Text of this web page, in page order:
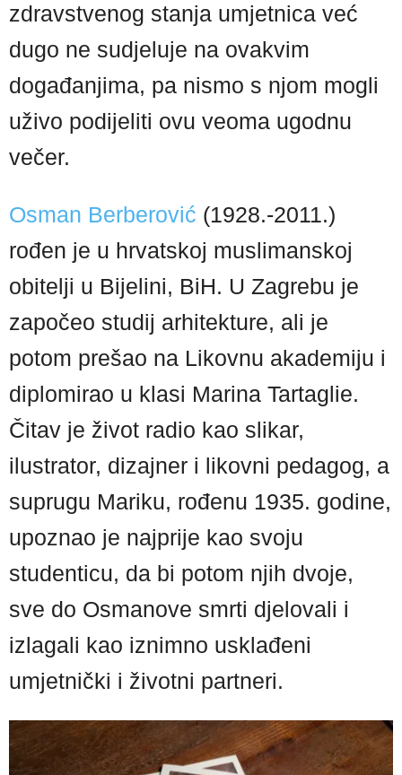
zdravstvenog stanja umjetnica već
dugo ne sudjeluje na ovakvim
događanjima, pa nismo s njom mogli
uživo podijeliti ovu veoma ugodnu
večer.
Osman Berberović (1928.-2011.)
rođen je u hrvatskoj muslimanskoj
obitelji u Bijelini, BiH. U Zagrebu je
započeo studij arhitekture, ali je
potom prešao na Likovnu akademiju i
diplomirao u klasi Marina Tartaglie.
Čitav je život radio kao slikar,
ilustrator, dizajner i likovni pedagog, a
suprugu Mariku, rođenu 1935. godine,
upoznao je najprije kao svoju
studenticu, da bi potom njih dvoje,
sve do Osmanove smrti djelovali i
izlagali kao iznimno usklađeni
umjetnički i životni partneri.